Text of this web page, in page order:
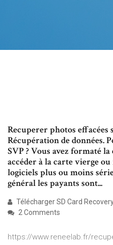
Recuperer photos
Récupération de données.
SVP ? Vous avez formaté
accéder à la carte vierge ou
logiciels plus ou moins
général les payants sont...
Télécharger SD Card
2 Comments
https://www.reneelab.fr/